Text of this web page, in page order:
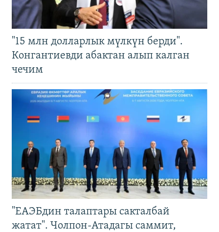
"15 млн долларлык мүлкүн берди".
Конгантиевди абактан алып калган
чечим
"ЕАЭБдин талаптары сакталбай
жатат". Чолпон-Атадагы саммит,